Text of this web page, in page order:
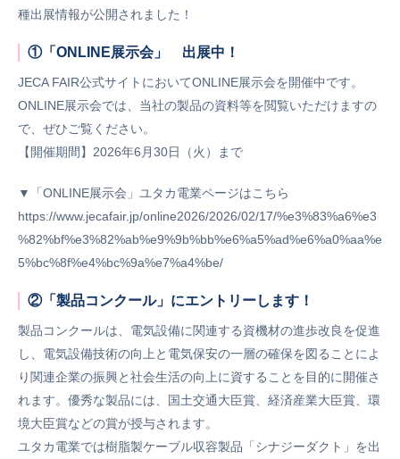
種出展情報が公開されました！
①「ONLINE展示会」 出展中！
JECA FAIR公式サイトにおいてONLINE展示会を開催中です。
ONLINE展示会では、当社の製品の資料等を閲覧いただけますの
で、ぜひご覧ください。
【開催期間】2026年6月30日（火）まで
▼「ONLINE展示会」ユタカ電業ページはこちら
https://www.jecafair.jp/online2026/2026/02/17/%e3%83%a6%e3
%82%bf%e3%82%ab%e9%9b%bb%e6%a5%ad%e6%a0%aa%e
5%bc%8f%e4%bc%9a%e7%a4%be/
②「製品コンクール」にエントリーします！
製品コンクールは、電気設備に関連する資機材の進歩改良を促進
し、電気設備技術の向上と電気保安の一層の確保を図ることによ
り関連企業の振興と社会生活の向上に資することを目的に開催さ
れます。優秀な製品には、国土交通大臣賞、経済産業大臣賞、環
境大臣賞などの賞が授与されます。
ユタカ電業では樹脂製ケーブル収容製品「シナジーダクト」を出